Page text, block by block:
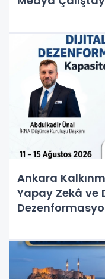
Ankara
Yapay Zekâ ve